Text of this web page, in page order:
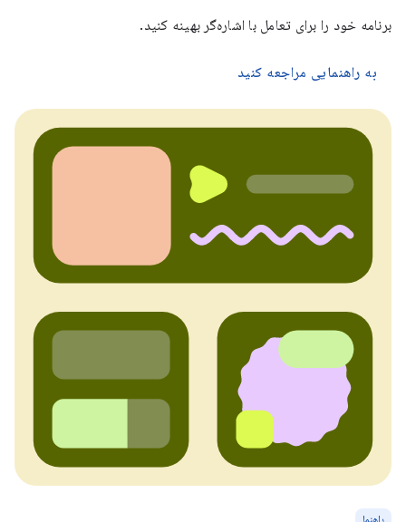
برنامه خود را برای تعامل با اشاره‌گر بهینه کنید.
به راهنمایی مراجعه کنید
راهنما